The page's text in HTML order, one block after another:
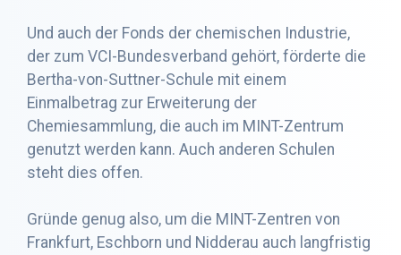
Und auch der Fonds der chemischen Industrie,
der zum VCI-Bundesverband gehört, förderte die
Bertha-von-Suttner-Schule mit einem
Einmalbetrag zur Erweiterung der
Chemiesammlung, die auch im MINT-Zentrum
genutzt werden kann. Auch anderen Schulen
steht dies offen.
Gründe genug also, um die MINT-Zentren von
Frankfurt, Eschborn und Nidderau auch langfristig